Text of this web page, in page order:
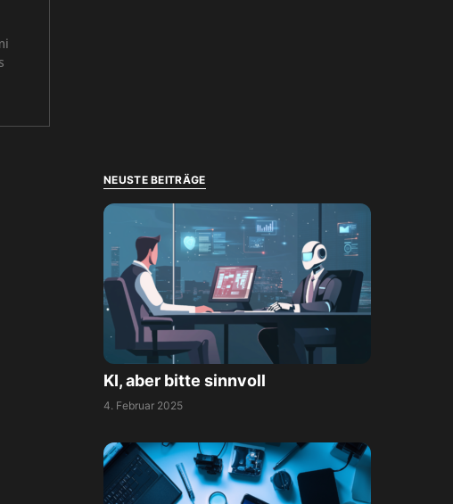
NEUSTE BEITRÄGE
KI, aber bitte sinnvoll
4. Februar 2025